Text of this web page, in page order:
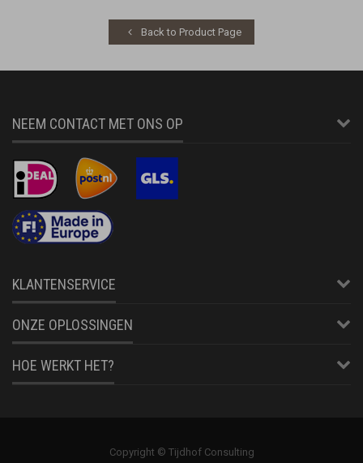
Back to Product Page
NEEM CONTACT MET ONS OP
KLANTENSERVICE
ONZE OPLOSSINGEN
HOE WERKT HET?
Copyright © Tijdhof Consulting